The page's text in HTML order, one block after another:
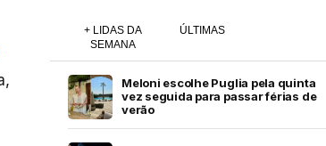
+ LIDAS DA
SEMANA
ÚLTIMAS
Meloni escolhe Puglia pela quinta
vez seguida para passar férias de
verão